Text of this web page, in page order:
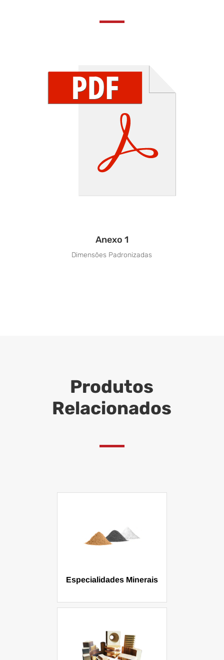
Anexo 1
Dimensões Padronizadas
Produtos
Relacionados
Especialidades Minerais